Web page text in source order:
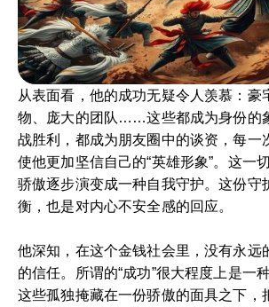
从表面看，他的成功无疑令人羡慕：豪
物、庞大的团队……这些都成为身份的
战胜利，都成为朋友圈中的谈资，每一
使他更加坚信自己的“英雄形象”。这一
骄傲逐步演变成一种自我守护。这份守
衡，也是对内心不安全感的回应。
他深知，在这个金钱社会里，没有永远
的信任。所谓的“成功”很大程度上是一
这些孤独掩藏在一份骄傲的面具之下，